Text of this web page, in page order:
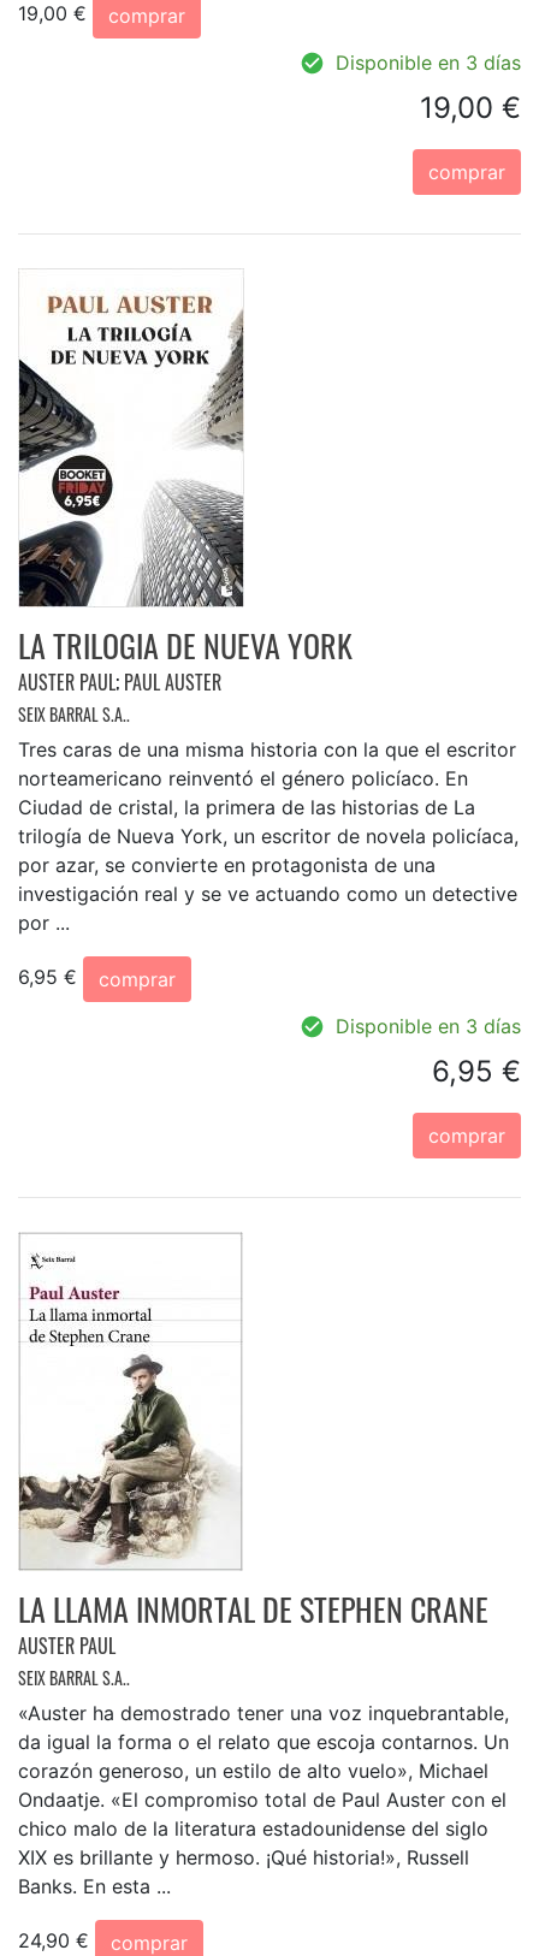
19,00 €
comprar
Disponible en 3 días
19,00 €
comprar
LA TRILOGIA DE NUEVA YORK
AUSTER PAUL; PAUL AUSTER
SEIX BARRAL S.A..
Tres caras de una misma historia con la que el escritor
norteamericano reinventó el género policíaco. En
Ciudad de cristal, la primera de las historias de La
trilogía de Nueva York, un escritor de novela policíaca,
por azar, se convierte en protagonista de una
investigación real y se ve actuando como un detective
por ...
6,95 €
comprar
Disponible en 3 días
6,95 €
comprar
LA LLAMA INMORTAL DE STEPHEN CRANE
AUSTER PAUL
SEIX BARRAL S.A..
«Auster ha demostrado tener una voz inquebrantable,
da igual la forma o el relato que escoja contarnos. Un
corazón generoso, un estilo de alto vuelo», Michael
Ondaatje. «El compromiso total de Paul Auster con el
chico malo de la literatura estadounidense del siglo
XIX es brillante y hermoso. ¡Qué historia!», Russell
Banks. En esta ...
24,90 €
comprar